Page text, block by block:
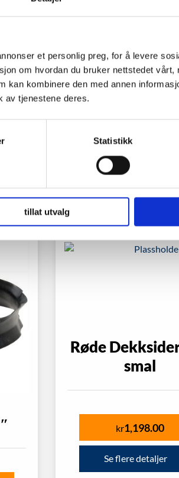
et personlig preg, for å levere
om hvordan du bruker nettstedet vårt,
kan kombinere den med annen
av tjenestene deres.
Statistikk
tillat utvalg
Røde
smal
kr1,198.00
Se flere detaljer